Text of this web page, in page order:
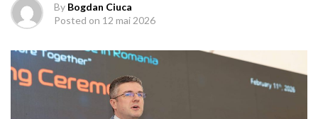
By Bogdan Ciuca
Posted on 12 mai 2026